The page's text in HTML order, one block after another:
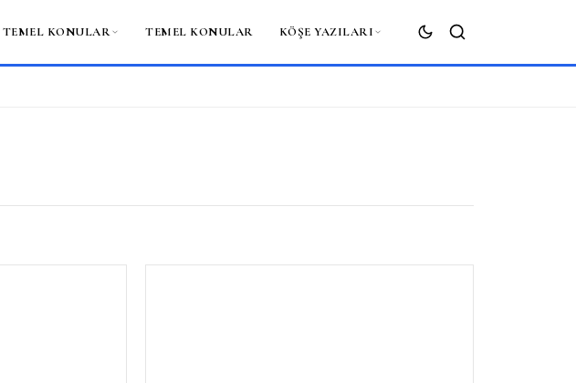
TEMEL KONULAR TEMEL KONULAR KÖŞE YAZILARI
ARA